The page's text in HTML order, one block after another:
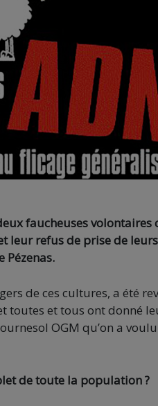
faucheuses
leur refus de prise de
de ces cultures, a été
toutes et tous ont donné
OGM qu’on a
de toute la population ?